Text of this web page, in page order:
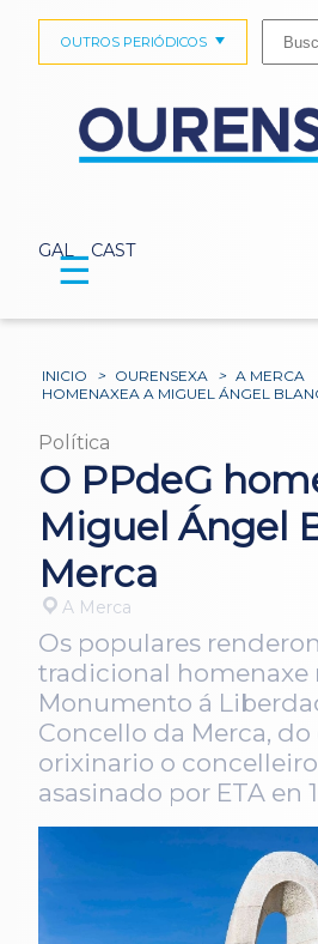
GAL CAST
OUTROS PERIÓDICOS
☰
INICIO > OURENSEXA > A MERCA
HOMENAXEA A MIGUEL ÁNGEL
Política
O PPdeG
Miguel Ángel
Merca
A Merca
Os populares
tradicional homenaxe
Monumento á
Concello da Merca, do
orixinario o
asasinado por ETA en